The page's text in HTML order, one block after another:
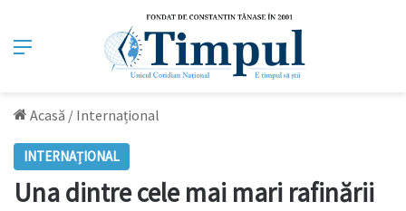
Meniu
Acasă / Internațional
INTERNAȚIONAL
Una dintre cele mai mari rafinării